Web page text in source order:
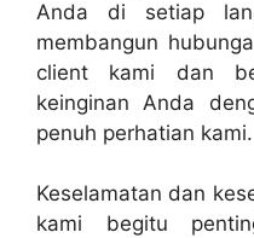
Anda di setiap
membangun
client kami dan
keinginan Anda
penuh perhatian kami.
Keselamatan dan
kami begitu